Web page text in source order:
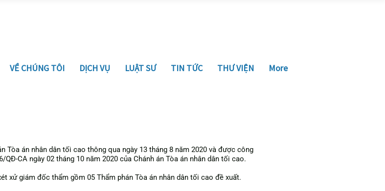
VỀ CHÚNG TÔI DỊCH VỤ LUẬT SƯ TIN TỨC THƯ VIỆN More
Tòa án nhân dân tối cao thông qua ngày 13 tháng 8 năm 2020 và được công
QĐ-CA ngày 02 tháng 10 năm 2020 của Chánh án Tòa án nhân dân tối cao.
xử giám đốc thẩm gồm 05 Thẩm phán Tòa án nhân dân tối cao đề xuất.